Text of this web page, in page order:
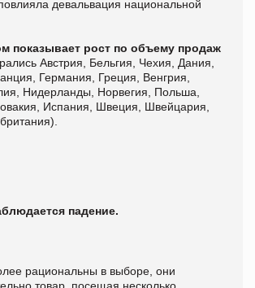
девальвация национальной
показывает рост по объему продаж
Австрия, Бельгия, Чехия, Дания,
Германия, Греция, Венгрия,
Нидерланды, Норвегия, Польша,
Испания, Швеция, Швейцария,
падение.
рациональны в выборе, они
товар, посещая несколько